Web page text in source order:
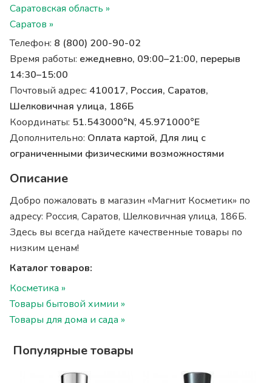
Саратовская область »
Саратов »
Телефон: 8 (800) 200-90-02
Время работы: ежедневно, 09:00–21:00, перерыв
14:30–15:00
Почтовый адрес: 410017, Россия, Саратов,
Шелковичная улица, 186Б
Координаты: 51.543000°N, 45.971000°E
Дополнительно: Оплата картой, Для лиц с
ограниченными физическими возможностями
Описание
Добро пожаловать в магазин «Магнит Косметик» по
адресу: Россия, Саратов, Шелковичная улица, 186Б.
Здесь вы всегда найдете качественные товары по
низким ценам!
Каталог товаров:
Косметика »
Товары бытовой химии »
Товары для дома и сада »
Популярные товары